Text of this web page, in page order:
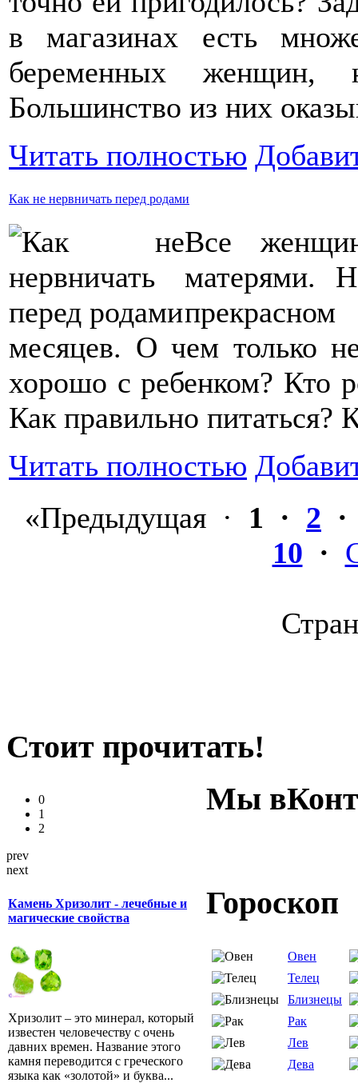
в магазинах есть
беременных
Большинство из них
Читать полностью
Как не нервничать перед родами
Все
матерями.
месяцев. О чем только
хорошо с ребенком? Кто
Как правильно питаться?
Читать полностью
«Предыдущая · 1 · 2
10 ·
Стоит прочитать!
0
1
2
prev
next
Камень Хризолит - лечебные и
магические свойства
Хризолит – это минерал, который
известен человечеству с очень
давних времен. Название этого
камня переводится с греческого
языка как «золотой» и буква...
Мы
Гороскоп
Овен
Телец
Близнецы
Рак
Лев
Дева